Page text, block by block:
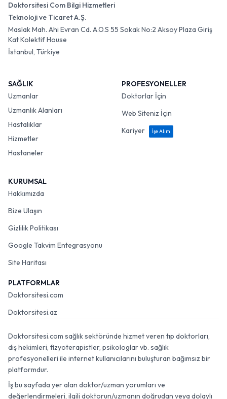
Doktorsitesi Com Bilgi Hizmetleri
Teknoloji ve Ticaret A.Ş.
Maslak Mah. Ahi Evran Cd. A.O.S 55 Sokak No:2 Aksoy Plaza Giriş
Kat Kolektif House
İstanbul, Türkiye
SAĞLIK
Uzmanlar
Uzmanlık Alanları
Hastalıklar
Hizmetler
Hastaneler
PROFESYONELLER
Doktorlar İçin
Web Siteniz İçin
Kariyer
İşe Alım
KURUMSAL
Hakkımızda
Bize Ulaşın
Gizlilik Politikası
Google Takvim Entegrasyonu
Site Haritası
PLATFORMLAR
Doktorsitesi.com
Doktorsitesi.az
Doktorsitesi.com sağlık sektöründe hizmet veren tıp doktorları,
diş hekimleri, fizyoterapistler, psikologlar vb. sağlık
profesyonelleri ile internet kullanıcılarını buluşturan bağımsız bir
platformdur.
İş bu sayfada yer alan doktor/uzman yorumları ve
değerlendirmeleri, ilgili doktorun/uzmanın doğrudan veya dolaylı